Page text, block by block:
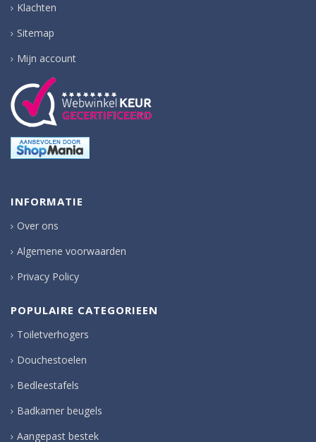
Klachten
Sitemap
Mijn account
INFORMATIE
Over ons
Algemene voorwaarden
Privacy Policy
POPULAIRE CATEGORIEEN
Toiletverhogers
Douchestoelen
Bedleestafels
Badkamer beugels
Aangepast bestek